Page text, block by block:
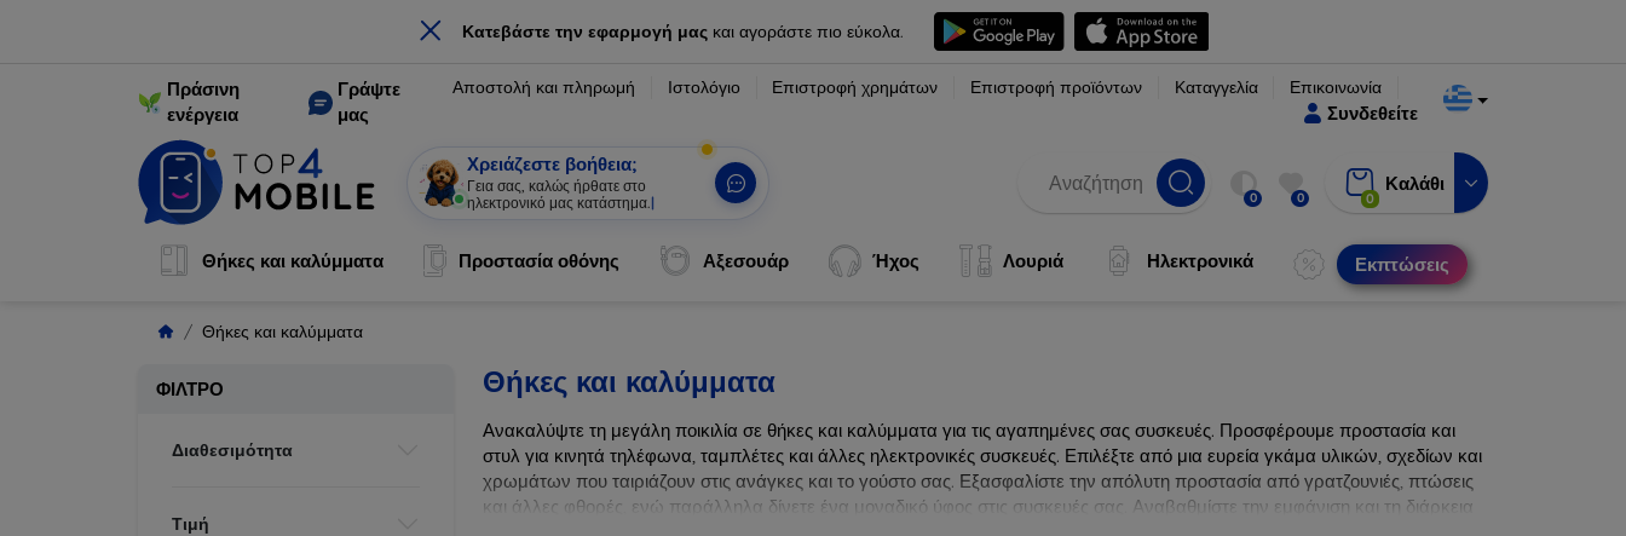
× Κατεβάστε την εφαρμογή μαςκαι αγοράστε πιο εύκολα.
Πράσινη
ενέργεια
Γράψτε
μας
Αποστολή και πληρωμή Ιστολόγιο Επιστροφή χρημάτων Επιστροφή προϊόντων Καταγγελία Επικοινωνία
Συνδεθείτε
Χρειάζεστε βοήθεια;
Γεια σας, καλώς ήρθατε στο
ηλεκτρονικό μας κατάστημα. | 0 0 0
Καλάθι
Θήκες και καλύμματα Προστασία οθόνης Αξεσουάρ Ήχος Λουριά Ηλεκτρονικά Εκπτώσεις
Θήκες και καλύμματα
ΦΊΛΤΡΟ
Διαθεσιμότητα
Τιμή
Θήκες και καλύμματα
Ανακαλύψτε τη μεγάλη ποικιλία σε θήκες και καλύμματα για τις αγαπημένες σας συσκευές. Προσφέρουμε προστασία και
στυλ για κινητά τηλέφωνα, ταμπλέτες και άλλες ηλεκτρονικές συσκευές. Επιλέξτε από μια ευρεία γκάμα υλικών, σχεδίων και
χρωμάτων που ταιριάζουν στις ανάγκες και το γούστο σας. Εξασφαλίστε την απόλυτη προστασία από γρατζουνιές, πτώσεις
και άλλες φθορές, ενώ παράλληλα δίνετε ένα μοναδικό ύφος στις συσκευές σας. Αναβαθμίστε την εμφάνιση και τη διάρκεια